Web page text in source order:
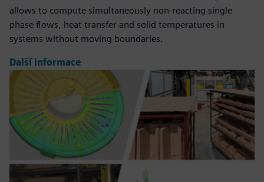
allows to compute simultaneously non-reacting single
phase flows, heat transfer and solid temperatures in
systems without moving boundaries.
Další informace